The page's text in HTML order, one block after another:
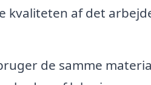
kvaliteten af det
de samme